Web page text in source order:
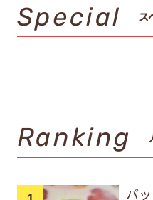
Special ス
Ranking
パ